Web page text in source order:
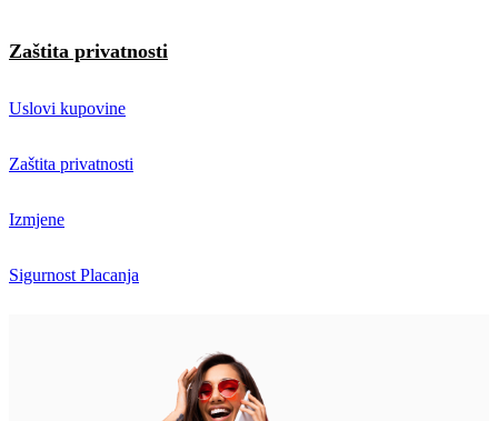
Zaštita privatnosti
Uslovi kupovine
Zaštita privatnosti
Izmjene
Sigurnost Placanja